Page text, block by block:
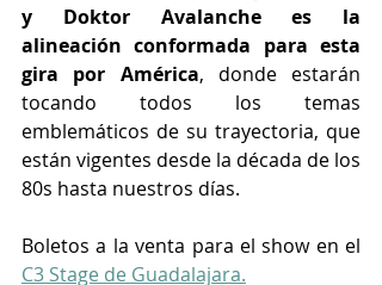
y Doktor Avalanche es la
alineación conformada para esta
gira por América, donde estarán
tocando todos los temas
emblemáticos de su trayectoria, que
están vigentes desde la década de los
80s hasta nuestros días.
C3 Stage de Guadalajara.